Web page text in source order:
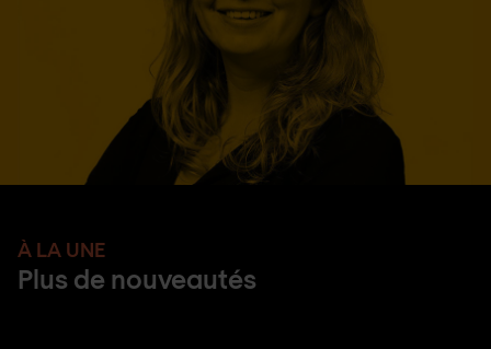
À LA UNE
Plus de nouveautés